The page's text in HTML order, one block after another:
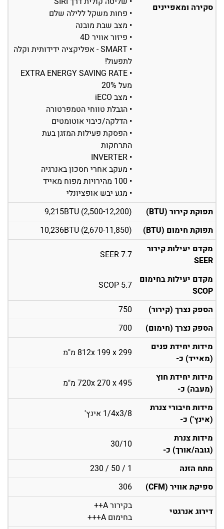
סקירה ומאפיינים
• פחות משקל ללילה שלם
• מצב שבת מובנה
• פיזור אוויר 4D
• SMART - אפליקציה ידידותית וקלה
לתפעול!
• EXTRA ENERGY SAVING RATE
מעל 20%
• מצב iECO
• הגבלת טווחי הטמפרטורה
• הדלקה/כיבוי אוטומטים
• הפסקת פעילות המזגן בעת
התרחקות
• INVERTER
• מעקב אחרי חסכון באנרגיה
• 100 מהירויות מפוח מאייד
• מגע יבש אופציונלי
תפוקת קירור (BTU)
(2,500-12,200) 9,215BTU
תפוקת חימום (BTU)
(2,670-11,850) 10,236BTU
מקדם יעילות קירור
SEER
7.7 SEER
מקדם יעילות בחימום
SCOP
5.7 SCOP
הספק נצרך (קירור)
750
הספק נצרך (חימום)
700
מידות יחידת פנים
(מאייד) כ-
812x 199 x 299 מ"מ
מידות יחידת חוץ
(מעבה) כ-
720x 270 x 495 מ"מ
מידות חיבורי צנרת
(אינץ') כ-
1/4x3/8 אינץ'
מידות צנרת
(גובה/אורך) כ-
30/10
מתח הזנה
1 / 50 / 230
ספיקת אוויר (CFM)
306
דירוג אנרגטי
בקירור A++
בחימום A+++